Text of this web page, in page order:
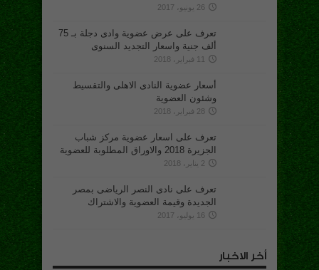
26 يونيو، 2017
تعرف على عرض عضوية وادى دجلة بـ 75
ألف جنية واسعار التجديد السنوى
11 فبراير، 2018
أسعار عضوية النادى الاهلى والتقسيط
وشئون العضوية
28 فبراير، 2018
تعرف على اسعار عضوية مركز شباب
الجزيرة 2018 والاوراق المطلوبة للعضوية
2 يناير، 2018
تعرف على نادى النصر الرياضى بمصر
الجديدة وقيمة العضوية والاشتراك
16 يوليو، 2017
أخر الاخبار